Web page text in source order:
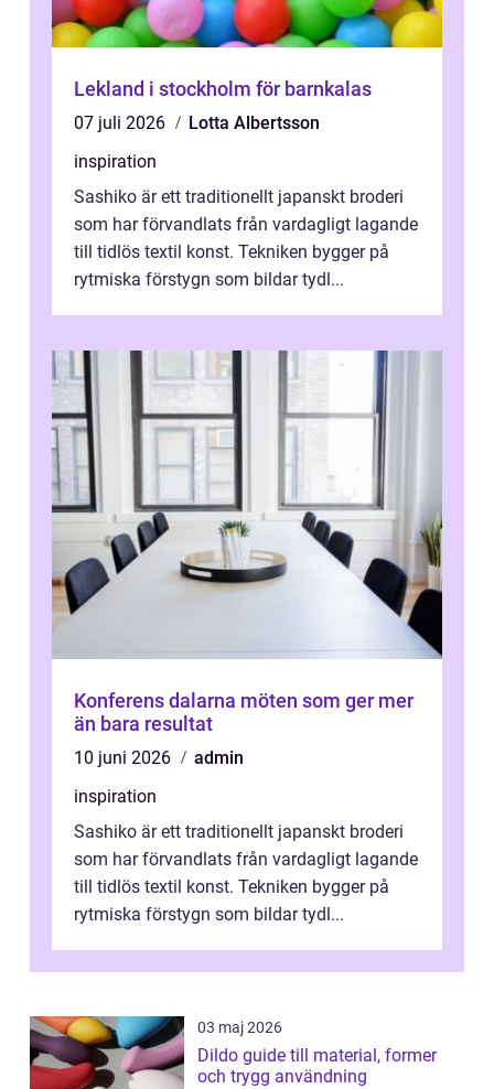
Lekland i stockholm för barnkalas
07 juli 2026
Lotta Albertsson
inspiration
Sashiko är ett traditionellt japanskt broderi
som har förvandlats från vardagligt lagande
till tidlös textil konst. Tekniken bygger på
rytmiska förstygn som bildar tydl...
Konferens dalarna möten som ger mer
än bara resultat
10 juni 2026
admin
inspiration
Sashiko är ett traditionellt japanskt broderi
som har förvandlats från vardagligt lagande
till tidlös textil konst. Tekniken bygger på
rytmiska förstygn som bildar tydl...
03 maj 2026
Dildo guide till material, former
och trygg användning